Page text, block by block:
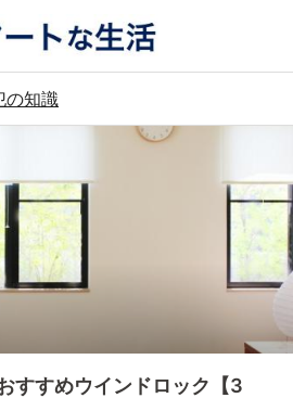
の知識
すすめウインドロック【3